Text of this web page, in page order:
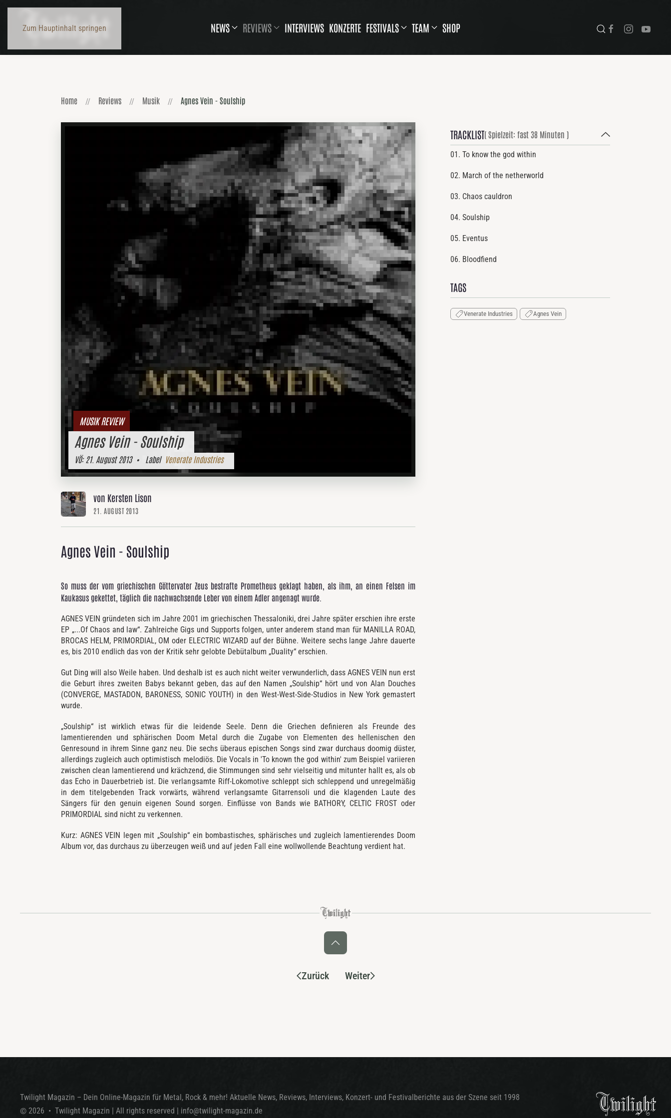
Zum Hauptinhalt springen NEWS REVIEWS INTERVIEWS KONZERTE FESTIVALS TEAM SHOP
Home Reviews Musik Agnes Vein - Soulship
MUSIK REVIEW
Agnes Vein - Soulship
VÖ:21. August 2013• Label Venerate Industries
von Kersten Lison
21. AUGUST 2013
Agnes Vein - Soulship
So muss der vom griechischen Göttervater Zeus bestrafte Prometheus geklagt haben, als ihm, an einen Felsen im
Kaukasus gekettet, täglich die nachwachsende Leber von einem Adler angenagt wurde.
AGNES VEIN gründeten sich im Jahre 2001 im griechischen Thessaloniki, drei Jahre später erschien ihre erste
EP „...Of Chaos and law“. Zahlreiche Gigs und Supports folgen, unter anderem stand man für MANILLA ROAD,
BROCAS HELM, PRIMORDIAL, OM oder ELECTRIC WIZARD auf der Bühne. Weitere sechs lange Jahre dauerte
es, bis 2010 endlich das von der Kritik sehr gelobte Debütalbum „Duality“ erschien.
Gut Ding will also Weile haben. Und deshalb ist es auch nicht weiter verwunderlich, dass AGNES VEIN nun erst
die Geburt ihres zweiten Babys bekannt geben, das auf den Namen „Soulship“ hört und von Alan Douches
(CONVERGE, MASTADON, BARONESS, SONIC YOUTH) in den West-West-Side-Studios in New York gemastert
wurde.
„Soulship“ ist wirklich etwas für die leidende Seele. Denn die Griechen definieren als Freunde des
lamentierenden und sphärischen Doom Metal durch die Zugabe von Elementen des hellenischen den
Genresound in ihrem Sinne ganz neu. Die sechs überaus epischen Songs sind zwar durchaus doomig düster,
allerdings zugleich auch optimistisch melodiös. Die Vocals in 'To known the god within' zum Beispiel variieren
zwischen clean lamentierend und krächzend, die Stimmungen sind sehr vielseitig und mitunter hallt es, als ob
das Echo in Dauerbetrieb ist. Die verlangsamte Riff-Lokomotive schleppt sich schleppend und unregelmäßig
in dem titelgebenden Track vorwärts, während verlangsamte Gitarrensoli und die klagenden Laute des
Sängers für den genuin eigenen Sound sorgen. Einflüsse von Bands wie BATHORY, CELTIC FROST oder
PRIMORDIAL sind nicht zu verkennen.
Kurz: AGNES VEIN legen mit „Soulship“ ein bombastisches, sphärisches und zugleich lamentierendes Doom
Album vor, das durchaus zu überzeugen weiß und auf jeden Fall eine wollwollende Beachtung verdient hat.
TRACKLIST( Spielzeit: fast 38 Minuten )
01. To know the god within
02. March of the netherworld
03. Chaos cauldron
04. Soulship
05. Eventus
06. Bloodfiend
TAGS
Venerate Industries Agnes Vein
Zurück Weiter
Twilight Magazin – Dein Online-Magazin für Metal, Rock & mehr! Aktuelle News, Reviews, Interviews, Konzert- und Festivalberichte aus der Szene seit 1998
© 2026 • Twilight Magazin | All rights reserved | info@twilight-magazin.de